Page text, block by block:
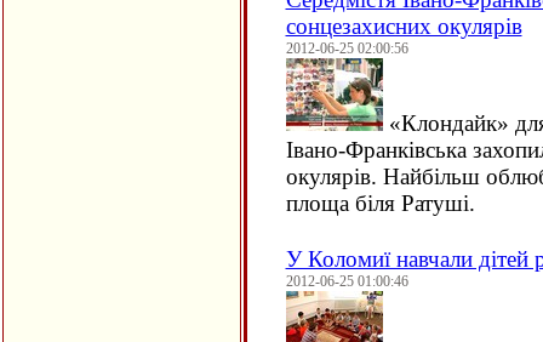
сонцезахисних окулярів
2012-06-25 02:00:56
«Клондайк» для
Івано-Франківська
окулярів. Найбільш
площа біля Ратуші.
У Коломиї навчали дітей
2012-06-25 01:00:46